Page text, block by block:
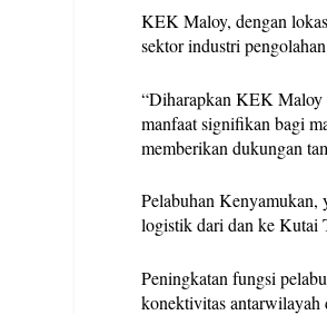
KEK Maloy, dengan
sektor industri
“Diharapkan KEK Maloy
manfaat signifikan bagi
memberikan dukungan
Pelabuhan Kenyamukan,
logistik dari dan ke Kutai
Peningkatan fungsi
konektivitas